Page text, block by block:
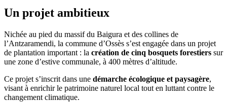
Un projet ambitieux
Nichée au pied du massif du Baigura et des collines de
l’Antzaramendi, la commune d’Ossès s’est engagée dans un projet
de plantation important : la création de cinq bosquets forestiers sur
une zone d’estive communale, à 400 mètres d’altitude.
Ce projet s’inscrit dans une démarche écologique et paysagère,
visant à enrichir le patrimoine naturel local tout en luttant contre le
changement climatique.